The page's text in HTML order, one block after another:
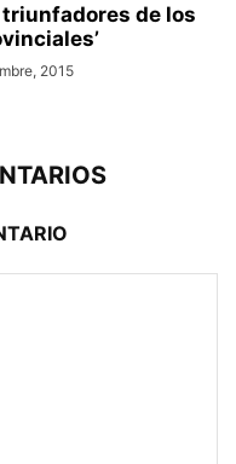
de los
2015